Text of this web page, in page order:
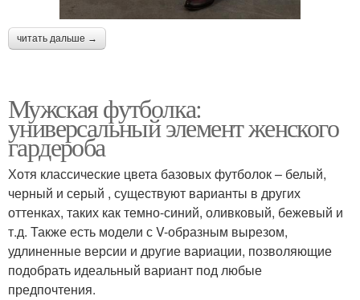
читать дальше →
Мужская футболка:
универсальный элемент женского
гардероба
Хотя классические цвета базовых футболок – белый,
черный и серый , существуют варианты в других
оттенках, таких как темно-синий, оливковый, бежевый и
т.д. Также есть модели с V-образным вырезом,
удлиненные версии и другие вариации, позволяющие
подобрать идеальный вариант под любые
предпочтения.